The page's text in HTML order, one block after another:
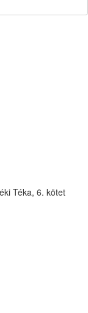
Téka, 6. kötet